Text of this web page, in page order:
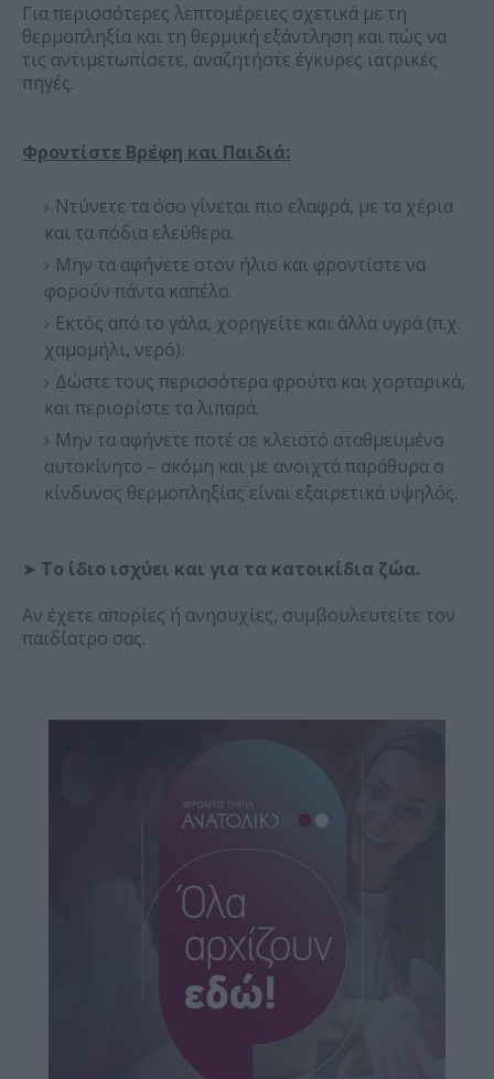
Για περισσότερες λεπτομέρειες σχετικά με τη
θερμοπληξία και τη θερμική εξάντληση και πώς να
τις αντιμετωπίσετε, αναζητήστε έγκυρες ιατρικές
πηγές.
Φροντίστε Βρέφη και Παιδιά:
Ντύνετε τα όσο γίνεται πιο ελαφρά, με τα χέρια
και τα πόδια ελεύθερα.
Μην τα αφήνετε στον ήλιο και φροντίστε να
φορούν πάντα καπέλο.
Εκτός από το γάλα, χορηγείτε και άλλα υγρά (π.χ.
χαμομήλι, νερό).
Δώστε τους περισσότερα φρούτα και χορταρικά,
και περιορίστε τα λιπαρά.
Μην τα αφήνετε ποτέ σε κλειστό σταθμευμένο
αυτοκίνητο – ακόμη και με ανοιχτά παράθυρα ο
κίνδυνος θερμοπληξίας είναι εξαιρετικά υψηλός.
➤ Το ίδιο ισχύει και για τα κατοικίδια ζώα.
Αν έχετε απορίες ή ανησυχίες, συμβουλευτείτε τον
παιδίατρο σας.